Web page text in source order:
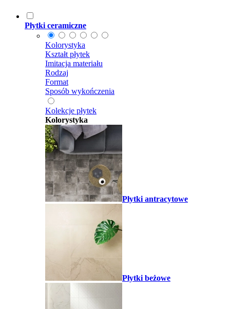
Płytki ceramiczne
Kolorystyka
Kształt płytek
Imitacja materiału
Rodzaj
Format
Sposób wykończenia
Kolekcje płytek
Kolorystyka
Płytki antracytowe
Płytki beżowe